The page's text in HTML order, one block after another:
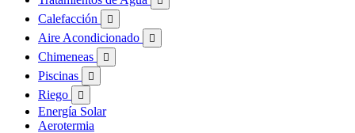
Calefacción 
Aire Acondicionado 
Chimeneas 
Piscinas 
Riego 
Energía Solar
Aerotermia